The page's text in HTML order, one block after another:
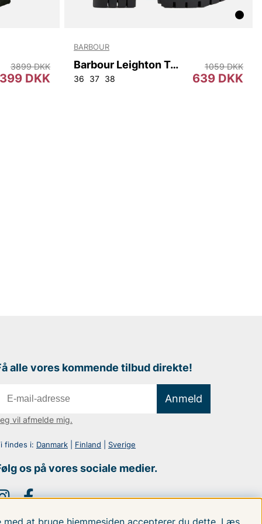
DKK
3899 DKK
BARBOUR
Barbour Leighton Tall Welly
36 37 38 639 DKK
1059 DKK
alle vores kommende tilbud direkte!
Anmeld
vil afmelde mig.
findes i: Danmark| Finland Sverige
os på vores sociale medier.
at bruge hjemmesiden accepterer du dette. Læs